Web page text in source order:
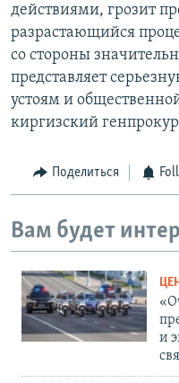
действиями, грозит
разрастающийся
со стороны
представляет
устоям и
киргизский
Поделиться
Вам будет
и